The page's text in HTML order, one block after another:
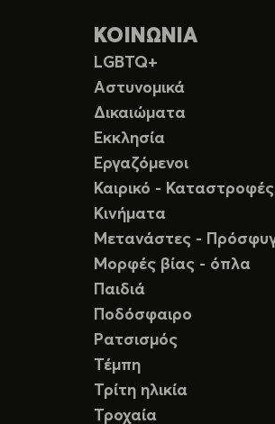
ΚΟΙΝΩΝΙΑ
LGBTQ+
Αστυνομικά
Δικαιώματα
Εκκλησία
Εργαζόμενοι
Καιρικό - Καταστροφές
Κινήματα
Μετανάστες -
Μορφές βίας - όπλα
Παιδιά
Ποδόσφαιρο
Ρατσισμός
Τέμπη
Τρίτη ηλικία
Τροχαία